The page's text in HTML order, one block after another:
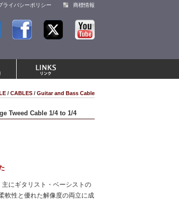
ライバシーポリシー 商標情報
/ CABLES / Guitar and Bass Cable
Tweed Cable 1/4 to 1/4
主にギタリスト・ベーシストの
軟性と優れた解像度の両立に成